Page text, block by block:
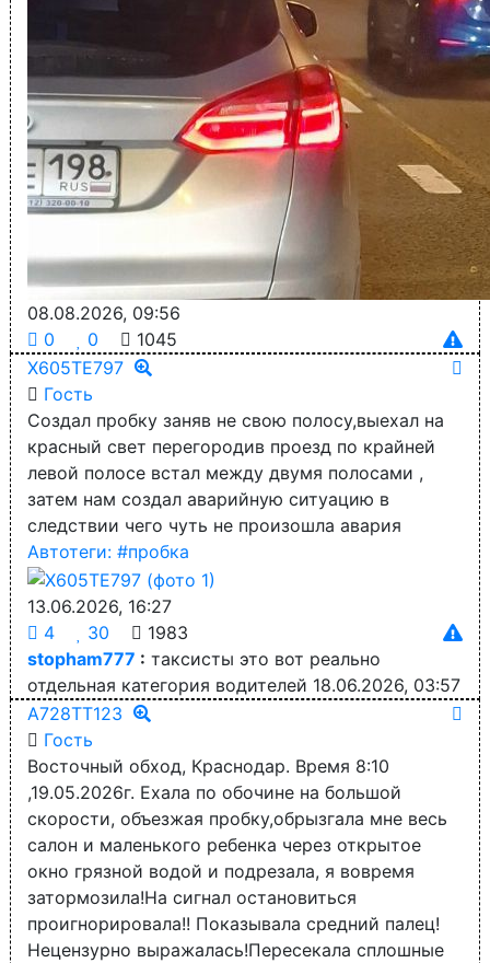
08.08.2026, 09:56
0
0
1045
Х605ТЕ797
Гость
Создал пробку заняв не свою полосу,выехал на
красный свет перегородив проезд по крайней
левой полосе встал между двумя полосами ,
затем нам создал аварийную ситуацию в
следствии чего чуть не произошла авария
Автотеги: #пробка
13.06.2026, 16:27
4
30
1983
stopham777 : таксисты это вот реально
отдельная категория водителей 18.06.2026, 03:57
А728ТТ123
Гость
Восточный обход, Краснодар. Время 8:10
,19.05.2026г. Ехала по обочине на большой
скорости, объезжая пробку,обрызгала мне весь
салон и маленького ребенка через открытое
окно грязной водой и подрезала, я вовремя
затормозила!На сигнал остановиться
проигнорировала!! Показывала средний палец!
Нецензурно выражалась!Пересекала сплошные